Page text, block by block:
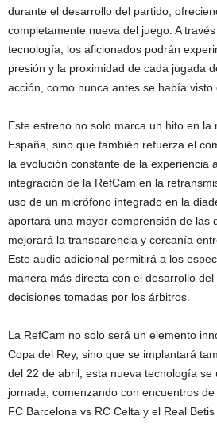
durante el desarrollo del partido,
completamente nueva del juego. A
tecnología, los aficionados podrán
presión y la proximidad de cada jugada
acción, como nunca antes se había
Este estreno no solo marca un hito en la
España, sino que también refuerza el
la evolución constante de la experiencia
integración de la RefCam en la
uso de un micrófono integrado en la
aportará una mayor comprensión de las
mejorará la transparencia y cercanía
Este audio adicional permitirá a los
manera más directa con el desarrollo
decisiones tomadas por los árbitros.
La RefCam no solo será un elemento
Copa del Rey, sino que se implantará
del 22 de abril, esta nueva tecnología
jornada, comenzando con encuentros
FC Barcelona vs RC Celta y el Real